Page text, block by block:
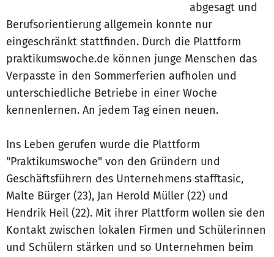
abgesagt und
Berufsorientierung allgemein konnte nur
eingeschränkt stattfinden. Durch die Plattform
praktikumswoche.de können junge Menschen das
Verpasste in den Sommerferien aufholen und
unterschiedliche Betriebe in einer Woche
kennenlernen. An jedem Tag einen neuen.
Ins Leben gerufen wurde die Plattform
"Praktikumswoche" von den Gründern und
Geschäftsführern des Unternehmens stafftasic,
Malte Bürger (23), Jan Herold Müller (22) und
Hendrik Heil (22). Mit ihrer Plattform wollen sie den
Kontakt zwischen lokalen Firmen und Schülerinnen
und Schülern stärken und so Unternehmen beim